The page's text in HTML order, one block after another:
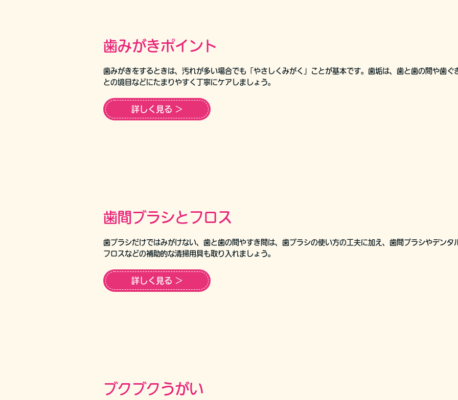
歯みがきポイント
歯みがきをするときは、汚れが多い場合でも「やさしくみがく」ことが基本です。歯垢は、歯と歯の間や歯ぐ
との境目などにたまりやすく丁寧にケアしましょう。
詳しく見る ＞
歯間ブラシとフロス
歯ブラシだけではみがけない、歯と歯の間やすき間は、歯ブラシの使い方の工夫に加え、歯間ブラシやデンタ
フロスなどの補助的な清掃用具も取り入れましょう。
詳しく見る ＞
ブクブクうがい